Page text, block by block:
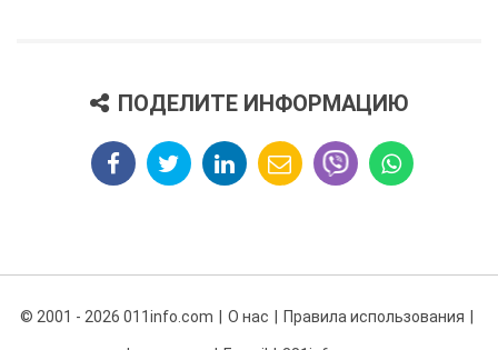
ПОДЕЛИТЕ ИНФОРМАЦИЮ
© 2001 - 2026 011info.com О нас Правила использования